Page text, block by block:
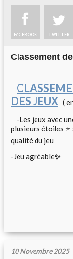
FACEBOOK TWITTER
Classement
DES JEUX (
-Les jeux avec
plusieurs étoiles
qualité du jeu
-Jeu agréable✨
10 Novembre 2025